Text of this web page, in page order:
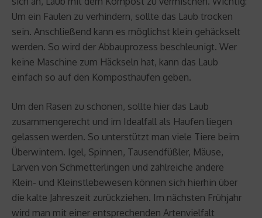
Um ein Faulen zu verhindern, sollte das Laub trocken
sein. Anschließend kann es möglichst klein gehäckselt
werden. So wird der Abbauprozess beschleunigt. Wer
keine Maschine zum Häckseln hat, kann das Laub
einfach so auf den Komposthaufen geben.
Um den Rasen zu schonen, sollte hier das Laub
zusammengerecht und im Idealfall als Haufen liegen
gelassen werden. So unterstützt man viele Tiere beim
Überwintern. Igel, Spinnen, Tausendfüßler, Mäuse,
Larven von Schmetterlingen und zahlreiche andere
Klein- und Kleinstlebewesen können sich hierhin über
die kalte Jahreszeit zurückziehen. Im nächsten Frühjahr
wird man mit einer entsprechenden Artenvielfalt